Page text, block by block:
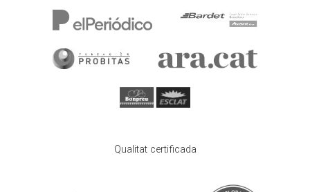
Qualitat certificada